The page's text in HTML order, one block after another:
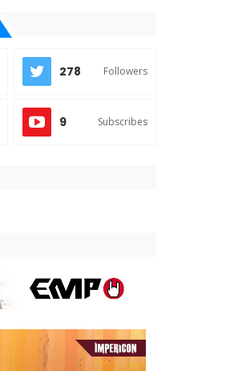
278 Followers
9 Subscribes